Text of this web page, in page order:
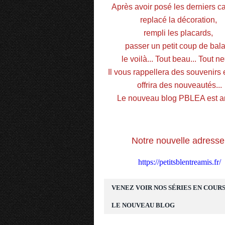
VENEZ VOIR NOS SÉRIES EN
LE NOUVEAU BLOG
Après avoir posé les derniers
replacé la décoration,
rempli les placards,
passer un petit coup de
le voilà... Tout beau... Tout
Il vous rappellera des souvenirs
offrira des nouveautés...
Le nouveau blog PBLEA est
Notre nouvelle
https://petitsblentreamis.fr/